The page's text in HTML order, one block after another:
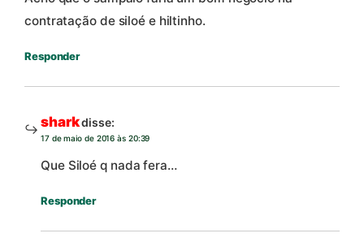
contratação de siloé e hiltinho.
Responder
sharkdisse:
17 de maio de 2016 às 20:39
Que Siloé q nada fera…
Responder